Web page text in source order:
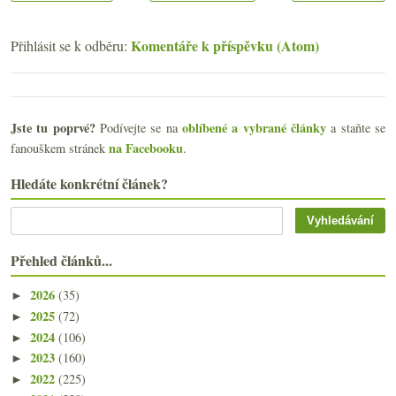
Přihlásit se k odběru: Komentáře k příspěvku (Atom)
Jste tu poprvé?Podívejte se naoblíbené a vybrané články a staňte se
fanouškem stránek na Facebooku.
Hledáte konkrétní článek?
Přehled článků...
► 2026 (35)
► 2025 (72)
► 2024 (106)
► 2023 (160)
► 2022 (225)